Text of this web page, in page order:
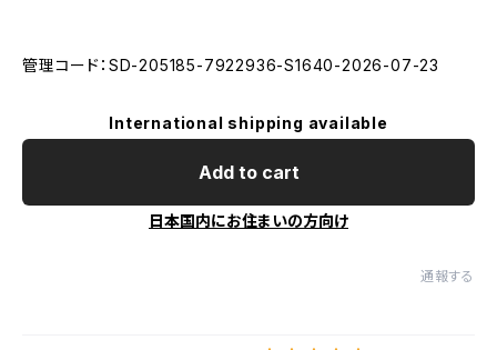
管理コード：SD-205185-7922936-S1640-2026-07-23
International shipping available
Add to cart
日本国内にお住まいの方向け
通報する